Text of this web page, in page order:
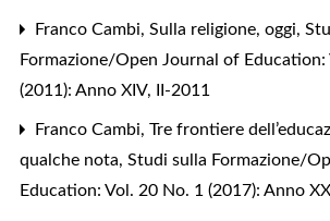
Franco Cambi, Sulla religione, oggi,
Formazione/Open Journal of Education:
(2011): Anno XIV, II-2011
Franco Cambi, Tre frontiere
qualche nota, Studi sulla Formazione/
Education: Vol. 20 No. 1 (2017): Anno